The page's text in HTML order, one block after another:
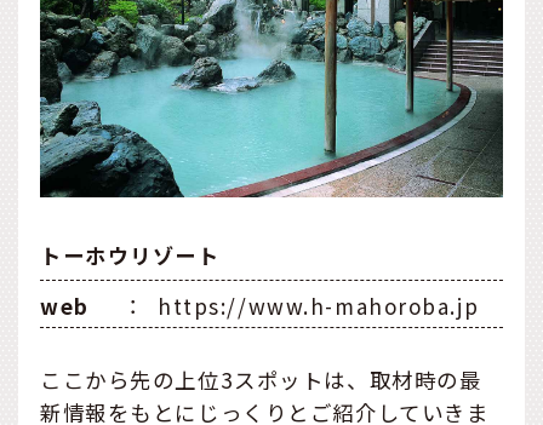
トーホウリゾート
web
： https://www.h-mahoroba.jp
ここから先の上位3スポットは、取材時の最
新情報をもとにじっくりとご紹介していきま